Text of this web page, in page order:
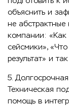
объяснить и
не
компании: «Как
сейсмики»,
результат» и
5.
Техническая
помощь в